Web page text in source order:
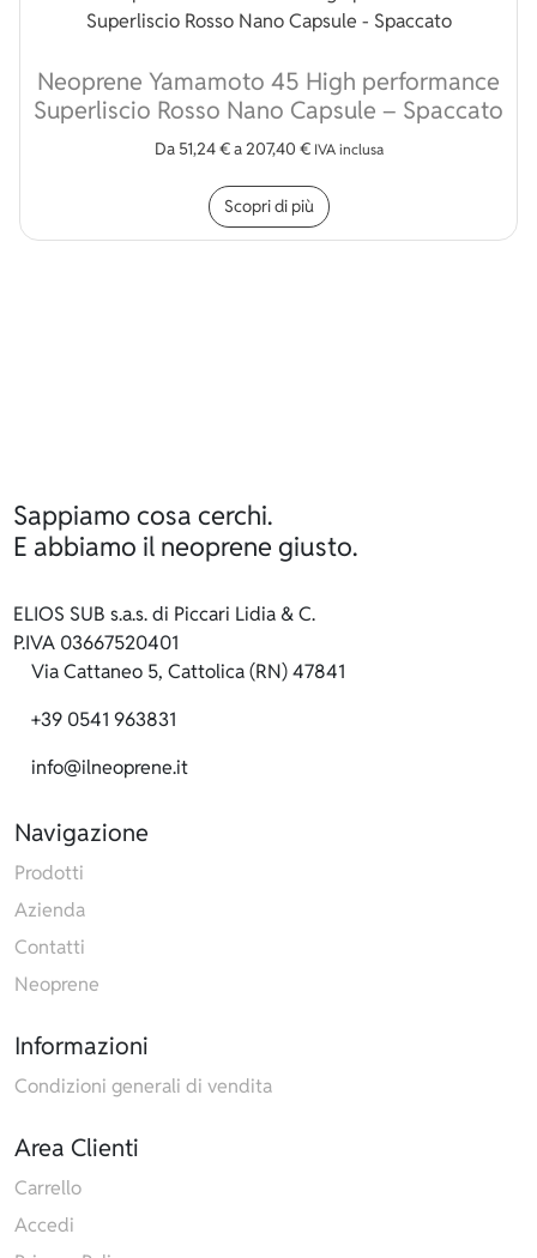
Neoprene Yamamoto 45 High performance
Superliscio Rosso Nano Capsule – Spaccato
Da 51,24€a207,40 € IVA inclusa
Scopri di più
Sappiamo cosa cerchi.
E abbiamo il neoprene giusto.
ELIOS SUB s.a.s. di Piccari Lidia & C.
P.IVA 03667520401
Via Cattaneo 5, Cattolica (RN) 47841
+39 0541 963831
info@ilneoprene.it
Navigazione
Prodotti
Azienda
Contatti
Neoprene
Informazioni
Condizioni generali di vendita
Area Clienti
Carrello
Accedi